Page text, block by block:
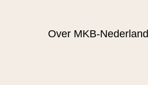
Over MKB-Nederland